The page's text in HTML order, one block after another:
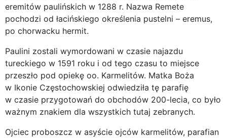
eremitów paulińskich w 1288 r. Nazwa Remete
pochodzi od łacińskiego określenia pustelni – eremus,
po chorwacku hermit.
Paulini zostali wymordowani w czasie najazdu
tureckiego w 1591 roku i od tego czasu to miejsce
przeszło pod opiekę oo. Karmelitów. Matka Boża
w Ikonie Częstochowskiej odwiedziła tę parafię
w czasie przygotowań do obchodów 200-lecia, co było
ważnym znakiem dla wszystkich tutaj zebranych.
Ojciec proboszcz w asyście ojców karmelitów, parafian